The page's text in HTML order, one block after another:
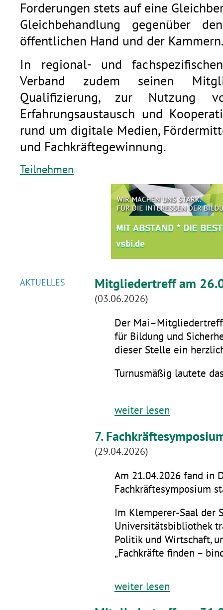
Forderungen stets auf eine
Gleichbehandlung gegenüber
öffentlichen Hand und der
In regional- und
Verband zudem seinen
Qualifizierung, zur Nutzung
Erfahrungsaustausch und
rund um digitale Medien,
und Fachkräftegewinnung.
Teilnehmen
AKTUELLES Mitgliedertreff am
(03.06.2026)
Der
für Bildung und
dieser Stelle ein
Turnusmäßig lautete
weiter lesen
7.
(29.04.2026)
Am 21.04.2026 fand in
Fachkräftesymposium
Im Klemperer-Saal der
Universitätsbibliothek
Politik und Wirtschaft,
„Fachkräfte finden –
weiter lesen